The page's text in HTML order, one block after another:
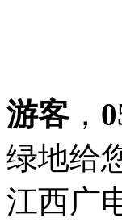
游客，
绿地给
江西广